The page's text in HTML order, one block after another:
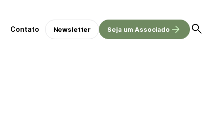
Contato Newsletter Seja um Associado